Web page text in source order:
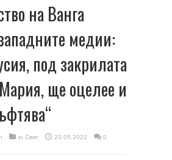
на Ванга
медии:
под закрилата
ще оцелее и
in Свят 23.05.2022
0